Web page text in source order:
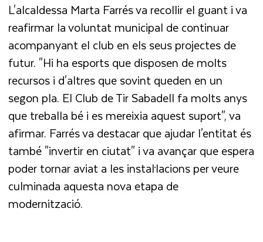
L'alcaldessa Marta Farrés va recollir el guant i va
reafirmar la voluntat municipal de continuar
acompanyant el club en els seus projectes de
futur. "Hi ha esports que disposen de molts
recursos i d'altres que sovint queden en un
segon pla. El Club de Tir Sabadell fa molts anys
que treballa bé i es mereixia aquest suport", va
afirmar. Farrés va destacar que ajudar l'entitat és
també "invertir en ciutat" i va avançar que espera
poder tornar aviat a les instal·lacions per veure
culminada aquesta nova etapa de
modernització.